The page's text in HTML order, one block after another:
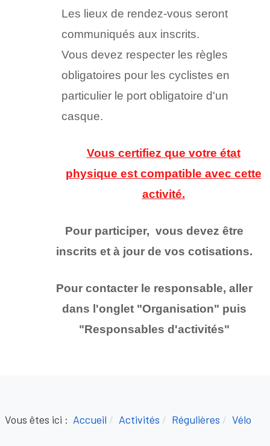
Les lieux de rendez-vous seront
communiqués aux inscrits.
Vous devez respecter les règles
obligatoires pour les cyclistes en
particulier le port obligatoire d'un
casque.
Vous certifiez que votre état
physique est compatible avec cette
activité.
Pour participer, vous devez être
inscrits et à jour de vos cotisations.
Pour contacter le responsable, aller
dans l'onglet "Organisation" puis
"Responsables d'activités"
Vous êtes ici : Accueil Activités Régulières Vélo